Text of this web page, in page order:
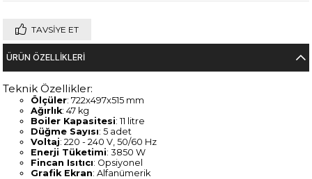
TAVSIYE ET
ÜRÜN ÖZELLIKLERI
Teknik Özellikler:
Ölçüler: 722x497x515 mm
Ağırlık: 47 kg
Boiler Kapasitesi: 11 litre
Düğme Sayısı: 5 adet
Voltaj: 220 - 240 V, 50/60 Hz
Enerji Tüketimi: 3850 W
Fincan Isıtıcı: Opsiyonel
Grafik Ekran: Alfanümerik